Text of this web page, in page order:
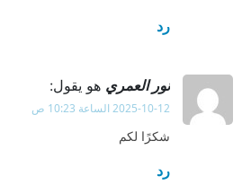
رد
نور العمري هو يقول:
2025-10-12 الساعة 10:23 ص
شكرًا لكم
رد